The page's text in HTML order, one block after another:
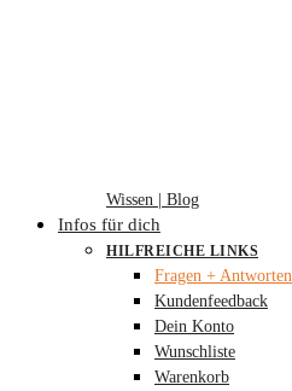
Wissen | Blog
Infos für dich
HILFREICHE LINKS
Fragen + Antworten
Kundenfeedback
Dein Konto
Wunschliste
Warenkorb